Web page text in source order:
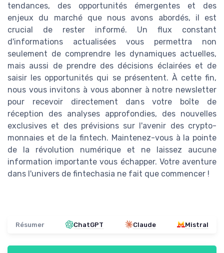
tendances, des opportunités émergentes et des
enjeux du marché que nous avons abordés, il est
crucial de rester informé. Un flux constant
d'informations actualisées vous permettra non
seulement de comprendre les dynamiques actuelles,
mais aussi de prendre des décisions éclairées et de
saisir les opportunités qui se présentent. À cette fin,
nous vous invitons à vous abonner à notre newsletter
pour recevoir directement dans votre boîte de
réception des analyses approfondies, des nouvelles
exclusives et des prévisions sur l'avenir des crypto-
monnaies et de la fintech. Maintenez-vous à la pointe
de la révolution numérique et ne laissez aucune
information importante vous échapper. Votre aventure
dans l'univers de fintechasia ne fait que commencer !
Résumer ChatGPT Claude Mistral